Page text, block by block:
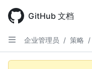
main
content
GitHub 文档
企业管理员 / 策略 /